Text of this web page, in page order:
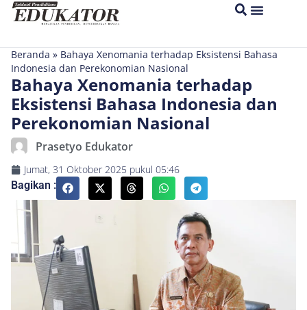
Beranda » Bahaya Xenomania terhadap Eksistensi Bahasa
Indonesia dan Perekonomian Nasional
Bahaya Xenomania terhadap
Eksistensi Bahasa Indonesia dan
Perekonomian Nasional
Prasetyo Edukator
Jumat, 31 Oktober 2025 pukul 05:46
Bagikan :